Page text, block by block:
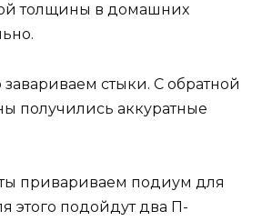
толщины в домашних
завариваем стыки. С обратной
получились аккуратные
привариваем подиум для
этого подойдут два П-